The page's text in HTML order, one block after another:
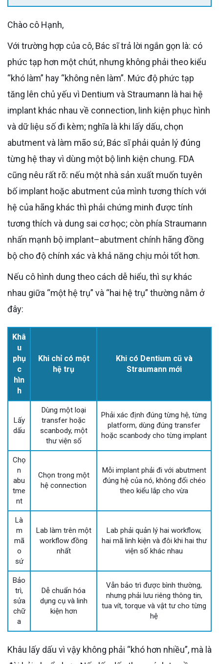
Chào cô Hạnh,
Với trường hợp của cô, Bác sĩ trả lời ngắn gọn là: có
phức tạp hơn một chút, nhưng không phải theo kiểu
“khó làm” hay “không nên làm”. Mức độ phức tạp
tăng lên chủ yếu vì Dentium và Straumann là hai hệ
implant khác nhau về connection, linh kiện phục hình
và dữ liệu số đi kèm; nghĩa là khi lấy dấu, chọn
abutment và làm mão sứ, Bác sĩ phải quản lý đúng
từng hệ thay vì dùng một bộ linh kiện chung. FDA
cũng nêu rất rõ: nếu một nhà sản xuất muốn tuyên
bố implant hoặc abutment của mình tương thích với
hệ của hãng khác thì phải chứng minh được tính
tương thích và dung sai cơ học; còn phía Straumann
nhấn mạnh bộ implant–abutment chính hãng đồng
bộ cho độ chính xác và khả năng chịu mỏi tốt hơn.
Nếu cô hình dung theo cách dễ hiểu, thì sự khác
nhau giữa “một hệ trụ” và “hai hệ trụ” thường nằm ở
đây:
Khâ
u
phụ
c
hìn
h
Khi chỉ có một
hệ trụ
Khi có Dentium cũ và
Straumann mới
Lấy
dấu
Dùng một loại
transfer hoặc
scanbody, một
thư viện số
Phải xác định đúng từng hệ, từng
platform, dùng đúng transfer
hoặc scanbody cho từng implant
Chọ
n
abu
tme
nt
Chọn trong một
hệ connection
Mỗi implant phải đi với abutment
đúng hệ của nó, không đổi chéo
theo kiểu lắp cho vừa
Là
m
mã
o
sứ
Lab làm trên một
workflow đồng
nhất
Lab phải quản lý hai workflow,
hai mã linh kiện và đôi khi hai thư
viện số khác nhau
Bảo
trì,
sửa
chữ
a
Dễ chuẩn hóa
dụng cụ và linh
kiện hơn
Vẫn bảo trì được bình thường,
nhưng phải lưu riêng thông tin,
tua vít, torque và vật tư cho từng
hệ
Khâu lấy dấu vì vậy không phải “khó hơn nhiều”, mà là